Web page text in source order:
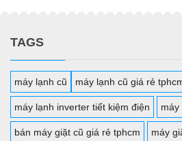
TAGS
máy lạnh cũ máy lạnh cũ giá rẻ
máy lạnh inverter tiết kiệm điện máy
bán máy giặt cũ giá rẻ tphcm máy